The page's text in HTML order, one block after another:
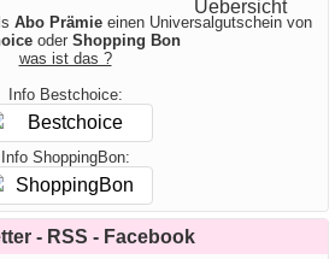
Abo Prämieeinen Universalgutschein von
oder Shopping Bon
was ist das ?
Info Bestchoice:
Info ShoppingBon:
- RSS - Facebook